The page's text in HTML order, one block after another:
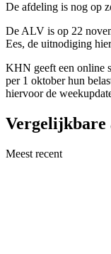
De afdeling is nog op
De ALV is op 22
Ees, de uitnodiging
KHN geeft een online
per 1 oktober hun
hiervoor de
Vergelijkbare
Meest recent